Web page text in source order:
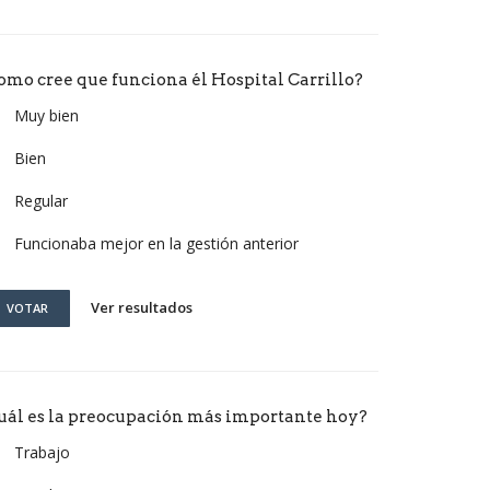
cree que funciona él Hospital Carrillo?
Muy bien
Bien
Regular
Funcionaba mejor en la gestión anterior
VOTAR Ver resultados
es la preocupación más importante hoy?
Trabajo